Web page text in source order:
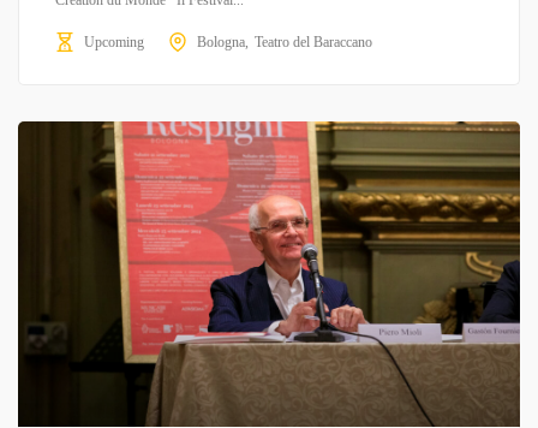
Upcoming Bologna Teatro del Baraccano